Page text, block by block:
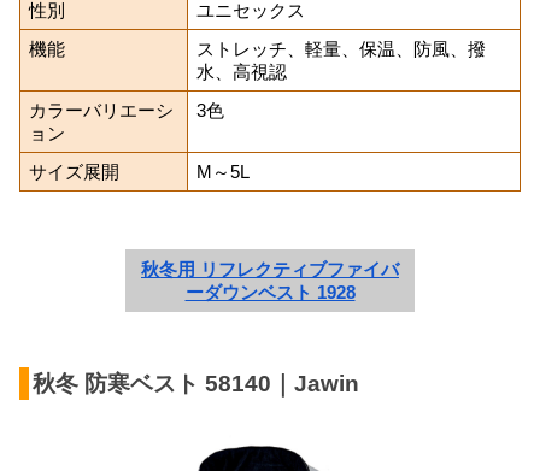
性別
ユニセックス
機能
ストレッチ、軽量、保温、防風、撥
水、高視認
カラーバリエーシ
ョン
3色
サイズ展開 M～5L
秋冬用 リフレクティブファイバ
ーダウンベスト 1928
秋冬 防寒ベスト 58140｜Jawin